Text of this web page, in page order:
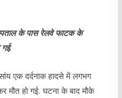
के पास रेलवे फाटक के
एक दर्दनाक हादसे में लगभग
मौत हो गई. घटना के बाद मौके